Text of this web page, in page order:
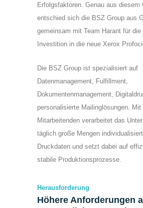
Erfolgsfaktoren. Genau aus diesem
entschied sich die BSZ Group aus
gemeinsam mit Team Harant für die
Investition in die neue Xerox
Die BSZ Group ist spezialisiert auf
Datenmanagement, Fulfillment,
Dokumentenmanagement,
personalisierte Mailinglösungen. Mit
Mitarbeitenden verarbeitet das
täglich große Mengen
Druckdaten und setzt dabei auf
stabile Produktionsprozesse.
Herausforderung
Höhere Anforderungen